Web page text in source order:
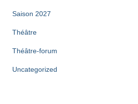
Saison 2027
Théâtre
Théâtre-forum
Uncategorized